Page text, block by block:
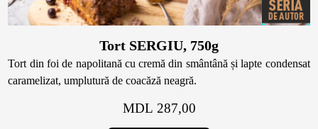
Tort SERGIU, 750g
Tort din foi de napolitană cu cremă din smântână și lapte condensat
caramelizat, umplutură de coacăză neagră.
MDL 287,00